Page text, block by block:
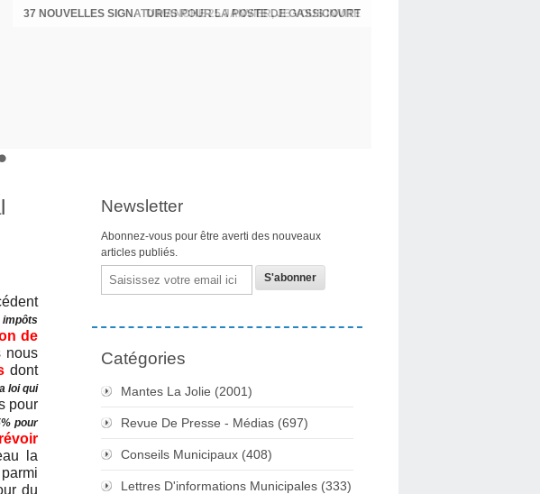
37 NOUVELLES SIGNATURES POUR LA POSTE DE GASSICOURT
DIMANCHE 25 JANVIER, JE VOUS INVITE
de
nous
dont
loi qui
pour
pour
la
du
Newsletter
Abonnez-vous pour être averti des nouveaux
articles publiés.
Email
Catégories
Mantes La Jolie (2001)
Revue De Presse - Médias (697)
Conseils Municipaux (408)
Lettres D'informations Municipales (333)